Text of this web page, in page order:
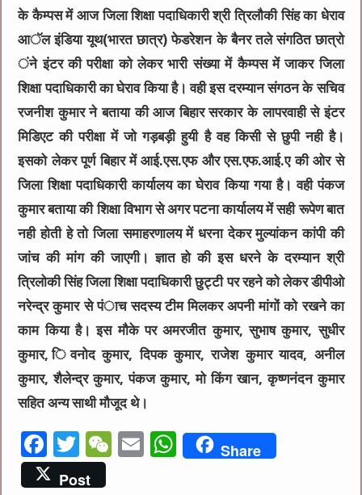
के कैम्पस में आज जिला शिक्षा पदाधिकारी श्री त्रिलौकी सिंह का धेराव
आॅल इंडिया यूथ(भारत छात्र) फेडरेशन के बैनर तले संगठित छात्रो
ंने इंटर की परीक्षा को लेकर भारी संख्या में कैम्पस में जाकर जिला
शिक्षा पदाधिकारी का घेराव किया है। वही इस दरम्यान संगठन के सचिव
रजनीश कुमार ने बताया की आज बिहार सरकार के लापरवाही से इंटर
मिडिएट की परीक्षा में जो गड़बड़ी हुयी है वह किसी से छुपी नही है।
इसको लेकर पूर्ण बिहार में आई.एस.एफ और एस.एफ.आई.ए की ओर से
जिला शिक्षा पदाधिकारी कार्यालय का घेराव किया गया है। वही पंकज
कुमार बताया की शिक्षा विभाग से अगर पटना कार्यालय में सही रूपेण बात
नही होती हे तो जिला समाहरणालय में धरना देकर मुल्यांकन कांपी की
जांच की मांग की जाएगी। ज्ञात हो की इस धरने के दरम्यान श्री
त्रिलोकी सिंह जिला शिक्षा पदाधिकारी छुट्टी पर रहने को लेकर डीपीओ
नरेन्द्र कुमार से पंाच सदस्य टीम मिलकर अपनी मांगों को रखने का
काम किया है। इस मौके पर अमरजीत कुमार, सुभाष कुमार, सुधीर
कुमार, िवनोद कुमार, दिपक कुमार, राजेश कुमार यादव, अनील
कुमार, शैलेन्द्र कुमार, पंकज कुमार, मो किंग खान, कृष्णनंदन कुमार
सहित अन्य साथी मौजूद थे।
F
a
T
w
W E
W
Share
Post